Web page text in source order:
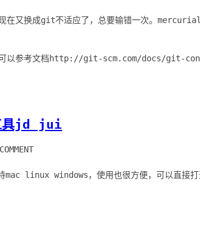
在又换成git不适应了，总要输错一次。
具jd jui
linux windows，使用也很方便，可以直接